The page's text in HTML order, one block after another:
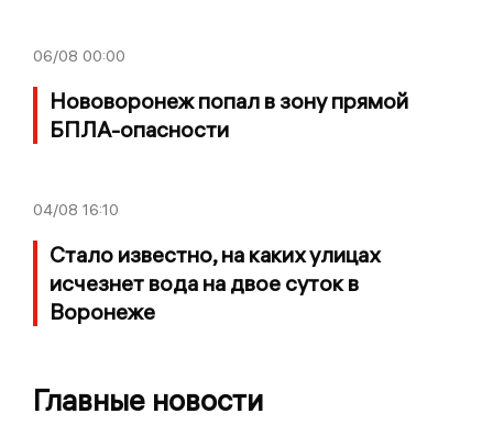
06/08 00:00
Нововоронеж попал в зону прямой
БПЛА-опасности
04/08 16:10
Стало известно, на каких улицах
исчезнет вода на двое суток в
Воронеже
Главные новости